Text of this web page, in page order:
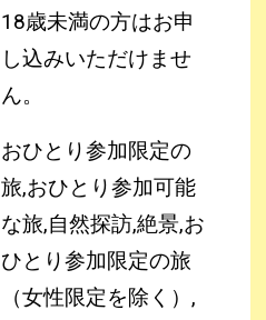
18歳未満の方はお申
し込みいただけませ
ん。
おひとり参加限定の
旅,おひとり参加可能
な旅,自然探訪,絶景,お
ひとり参加限定の旅
（女性限定を除く）,